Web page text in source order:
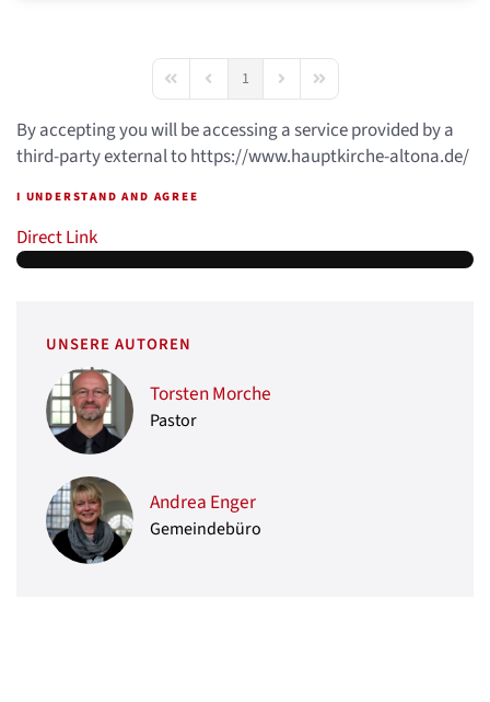
First PagePrevious Page
1 Next PageLast Page
By accepting you will be accessing a service provided by a
third-party external to https://www.hauptkirche-altona.de/
I UNDERSTAND AND AGREE
Direct Link
UNSERE AUTOREN
Torsten Morche
Pastor
Andrea Enger
Gemeindebüro